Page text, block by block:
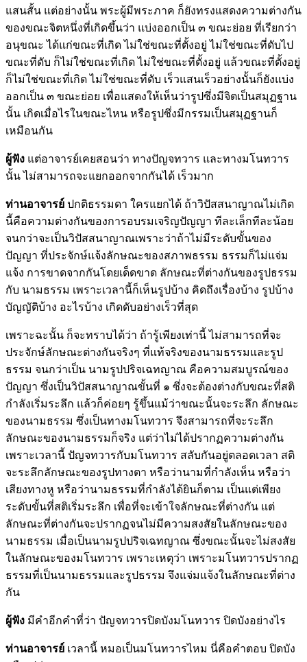
แสนสั้น แต่อย่างนั้น พระผู้มีพระภาค ก็ยังทรงแสดงความต่างกัน
ของขณะจิตหนึ่งที่เกิดขึ้นว่า แบ่งออกเป็น ๓ ขณะย่อย ที่เรียกว่า
อนุขณะ ได้แก่ขณะที่เกิด ไม่ใช่ขณะที่ตั้งอยู่ ไม่ใช่ขณะที่ดับไป
ขณะที่ดับ ก็ไม่ใช่ขณะที่เกิด ไม่ใช่ขณะที่ตั้งอยู่ แล้วขณะที่ตั้งอยู่
ก็ไม่ใช่ขณะที่เกิด ไม่ใช่ขณะที่ดับ เร็วแสนเร็วอย่างนั้นก็ยังแบ่ง
ออกเป็น ๓ ขณะย่อย เพื่อแสดงให้เห็นว่ารูปซึ่งมีจิตเป็นสมุฏฐาน
นั้น เกิดเมื่อไรในขณะไหน หรือรูปซึ่งมีกรรมเป็นสมุฏฐานก็
เหมือนกัน
ผู้ฟัง แต่อาจารย์เคยสอนว่า ทางปัญจทวาร และทางมโนทวาร
นั้น ไม่สามารถจะแยกออกจากกันได้ เร็วมาก
ท่านอาจารย์ ปกติธรรมดา ใครแยกได้ ถ้าวิปัสสนาญาณไม่เกิด
นี้คือความต่างกันของการอบรมเจริญปัญญา ทีละเล็กทีละน้อย
จนกว่าจะเป็นวิปัสสนาญาณเพราะว่าถ้าไม่มีระดับขั้นของ
ปัญญา ที่ประจักษ์แจ้งลักษณะของสภาพธรรม ธรรมก็ไม่แจ่ม
แจ้ง การขาดจากกันโดยเด็ดขาด ลักษณะที่ต่างกันของรูปธรรม
กับ นามธรรม เพราะเวลานี้ก็เห็นรูปบ้าง คิดถึงเรื่องบ้าง รูปบ้าง
บัญญัติบ้าง อะไรบ้าง เกิดดับอย่างเร็วที่สุด
เพราะฉะนั้น ก็จะทราบได้ว่า ถ้ารู้เพียงเท่านี้ ไม่สามารถที่จะ
ประจักษ์ลักษณะต่างกันจริงๆ ที่แท้จริงของนามธรรมและรูป
ธรรม จนกว่าเป็น นามรูปปริจเฉทญาณ คือความสมบูรณ์ของ
ปัญญา ซึ่งเป็นวิปัสสนาญาณขั้นที่ ๑ ซึ่งจะต้องต่างกับขณะที่สติ
กำลังเริ่มระลึก แล้วก็ค่อยๆ รู้ขึ้นแม้ว่าขณะนั้นจะระลึก ลักษณะ
ของนามธรรม ซึ่งเป็นทางมโนทวาร จึงสามารถที่จะระลึก
ลักษณะของนามธรรมก็จริง แต่ว่าไม่ได้ปรากฏความต่างกัน
เพราะเวลานี้ ปัญจทวารกับมโนทวาร สลับกันอยู่ตลอดเวลา สติ
จะระลึกลักษณะของรูปทางตา หรือว่านามที่กำลังเห็น หรือว่า
เสียงทางหู หรือว่านามธรรมที่กำลังได้ยินก็ตาม เป็นแต่เพียง
ระดับขั้นที่สติเริ่มระลึก เพื่อที่จะเข้าใจลักษณะที่ต่างกัน แต่
ลักษณะที่ต่างกันจะปรากฏจนไม่มีความสงสัยในลักษณะของ
นามธรรม เมื่อเป็นนามรูปปริจเฉทญาณ ซึ่งขณะนั้นจะไม่สงสัย
ในลักษณะของมโนทวาร เพราะเหตุว่า เพราะมโนทวารปรากฏ
ธรรมที่เป็นนามธรรมและรูปธรรม จึงแจ่มแจ้งในลักษณะที่ต่าง
กัน
ผู้ฟัง มีคำอีกคำที่ว่า ปัญจทวารปิดบังมโนทวาร ปิดบังอย่างไร
ท่านอาจารย์ เวลานี้ หมอเป็นมโนทวารไหม นี่คือคำตอบ ปิดบัง